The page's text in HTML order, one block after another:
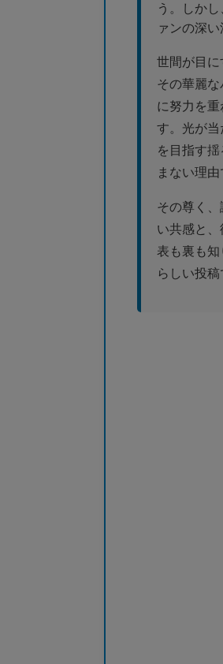
う。しか
ァンの深
世間が目に
その華麗
に努力を
す。光が
を目指す
まない理由
その尊く
い共感と、
表も裏も
らしい投稿